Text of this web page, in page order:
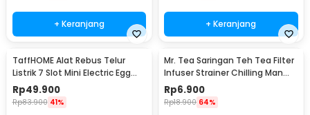
+ Keranjang + Keranjang
TaffHOME Alat Rebus Telur
Listrik 7 Slot Mini Electric Egg
Cooker 350W - YS-203
Rp49.900
Rp83.900 41%
Mr. Tea Saringan Teh Tea Filter
Infuser Strainer Chilling Man
Silicon - MR03
Rp6.900
Rp18.900 64%